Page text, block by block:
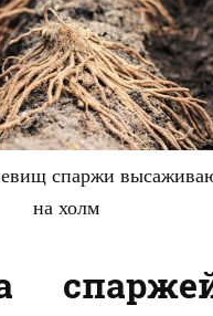
спаржи
на холм